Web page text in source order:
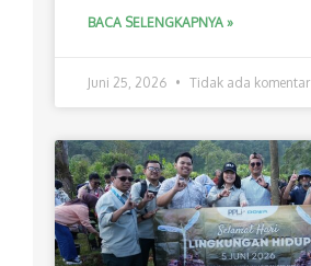
BACA SELENGKAPNYA »
Juni 25, 2026 Tidak ada komentar